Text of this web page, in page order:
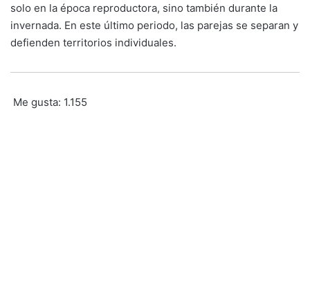
solo en la época reproductora, sino también durante la
invernada. En este último periodo, las parejas se separan y
defienden territorios individuales.
Me gusta: 1.155